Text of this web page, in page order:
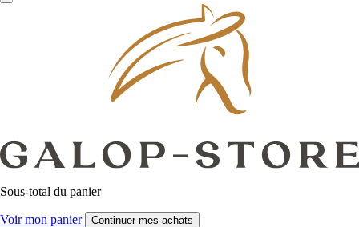
Sous-total du panier
Voir mon panier Continuer mes achats